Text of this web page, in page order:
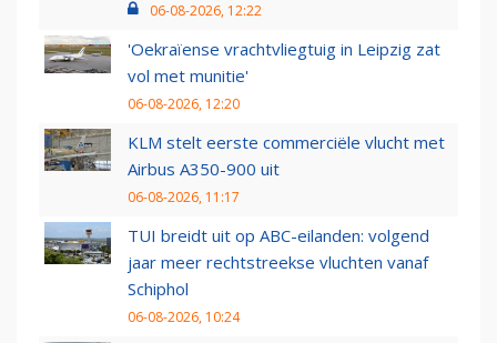
06-08-2026, 12:22
'Oekraïense vrachtvliegtuig in Leipzig zat
vol met munitie'
06-08-2026, 12:20
KLM stelt eerste commerciële vlucht met
Airbus A350-900 uit
06-08-2026, 11:17
TUI breidt uit op ABC-eilanden: volgend
jaar meer rechtstreekse vluchten vanaf
Schiphol
06-08-2026, 10:24